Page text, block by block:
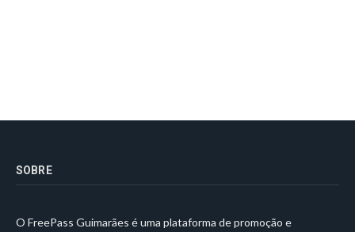
SOBRE
O FreePass Guimarães é uma plataforma de promoção e